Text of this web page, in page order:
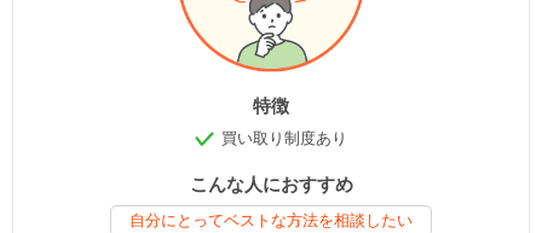
特徴
買い取り制度あり
こんな人におすすめ
自分にとってベストな方法を相談したい